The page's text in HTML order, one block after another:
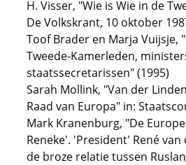
H. Visser, "Wie is Wie in de
De Volkskrant, 10 oktober
Toof Brader en Marja Vuijsje,
Tweede-Kamerleden,
staatssecretarissen" (1995)
Sarah Mollink, "Van der
Raad van Europa" in:
Mark Kranenburg, "De
Reneke'. 'President' René
de broze relatie tussen